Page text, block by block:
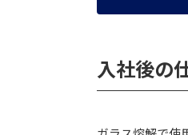
入社後の